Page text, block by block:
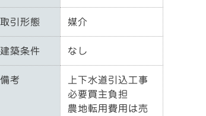
取引形態 媒介
建築条件 なし
備考
上下水道引込工事
必要買主負担
農地転用費用は売